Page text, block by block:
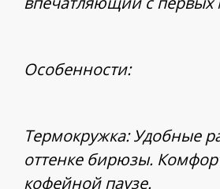
Особенности:
Термокружка: Удобные
оттенке бирюзы.
кофейной паузе.